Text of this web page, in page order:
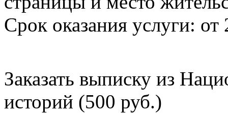
Срок оказания услуги: от
Заказать выписку из
историй (500 руб.)